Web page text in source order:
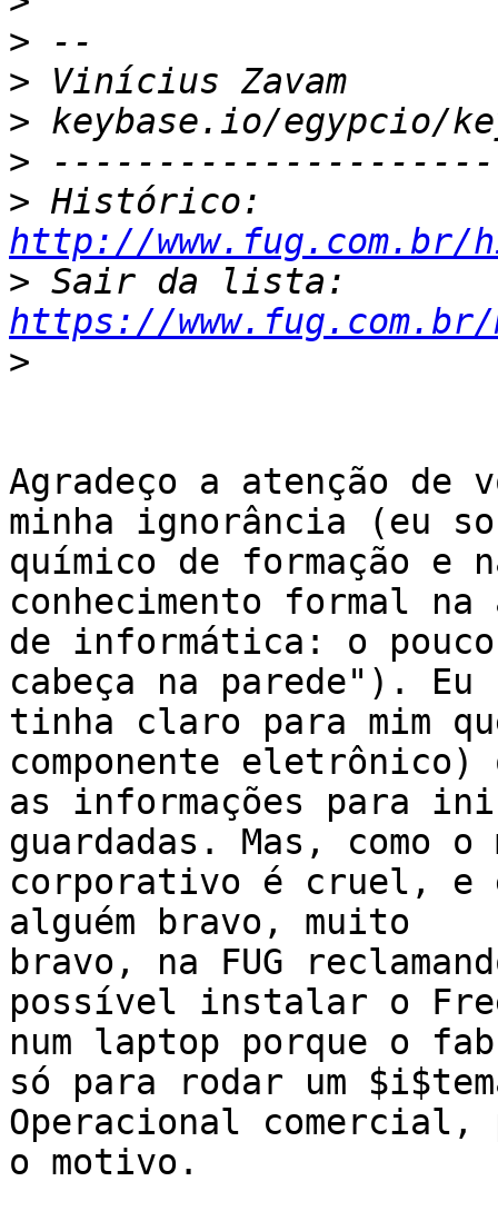
>
>
>
>
>
http://
>
https://
>
Agradeço a atenção de
minha ignorância (eu
químico de formação e
conhecimento formal na
de informática: o
cabeça na parede"). Eu
tinha claro para mim
componente eletrônico)
as informações para
guardadas. Mas, como o
corporativo é cruel, e
alguém bravo, muito
bravo, na FUG
possível instalar o
num laptop porque o
só para rodar um
Operacional comercial,
o motivo.